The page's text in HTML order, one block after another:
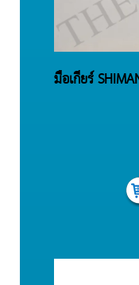
มือเกียร์